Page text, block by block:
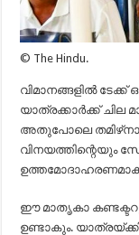
© The Hindu.
വിമാനങ്ങളിൽ
യാത്രക്കാർക്ക് ചില
അതുപോലെ
വിനയത്തിന്റെയും
ഈ മാതൃകാ
ഉണ്ടാകും.